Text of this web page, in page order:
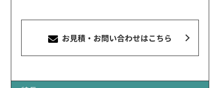
お見積・お問い合わせはこちら